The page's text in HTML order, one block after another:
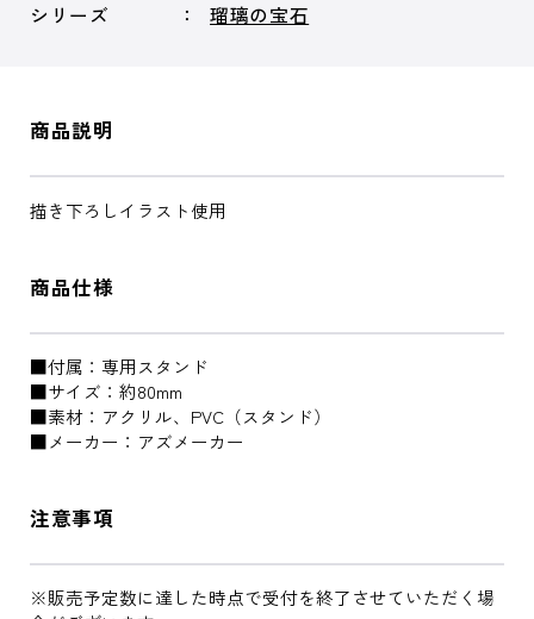
シリーズ
瑠璃の宝石
商品説明
描き下ろしイラスト使用
商品仕様
■付属：専用スタンド
■サイズ：約80mm
■素材：アクリル、PVC（スタンド）
■メーカー：アズメーカー
注意事項
※販売予定数に達した時点で受付を終了させていただく場